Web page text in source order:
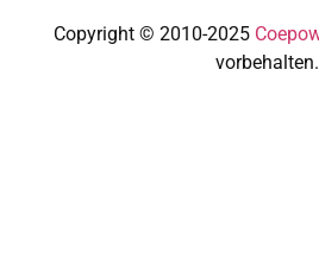
Copyright © 2010-2025
vorbehalten.